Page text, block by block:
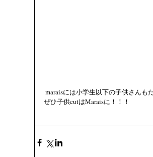
maraisには小学生以下の子供さんも
ぜひ子供cutはMaraisに！！！